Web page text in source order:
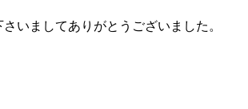
いましてありがとうございました。